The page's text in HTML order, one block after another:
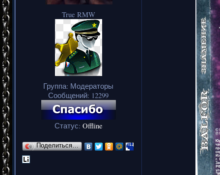
True RMW
Группа: Модераторы
Сообщений: 12299
Статус: Offline
Поделиться…